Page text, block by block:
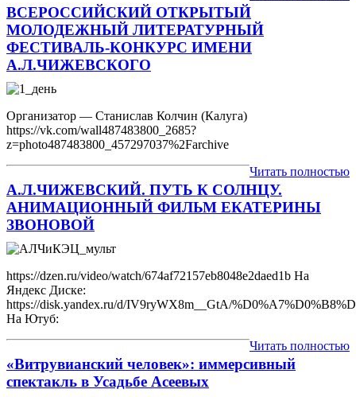
ВСЕРОССИЙСКИЙ ОТКРЫТЫЙ
МОЛОДЕЖНЫЙ ЛИТЕРАТУРНЫЙ
ФЕСТИВАЛЬ-КОНКУРС ИМЕНИ
А.Л.ЧИЖЕВСКОГО
Организатор — Станислав Колчин (Калуга)
https://vk.com/wall487483800_2685?
z=photo487483800_457297037%2Farchive
Читать полностью
А.Л.ЧИЖЕВСКИЙ. ПУТЬ К СОЛНЦУ.
АНИМАЦИОННЫЙ ФИЛЬМ ЕКАТЕРИНЫ
ЗВОНОВОЙ
https://dzen.ru/video/watch/674af72157eb8048e2daed1b На
Яндекс Диске:
https://disk.yandex.ru/d/IV9ryWX8m__GtA/
На Ютуб:
Читать полностью
«Витрувианский человек»: иммерсивный
спектакль в Усадьбе Асеевых